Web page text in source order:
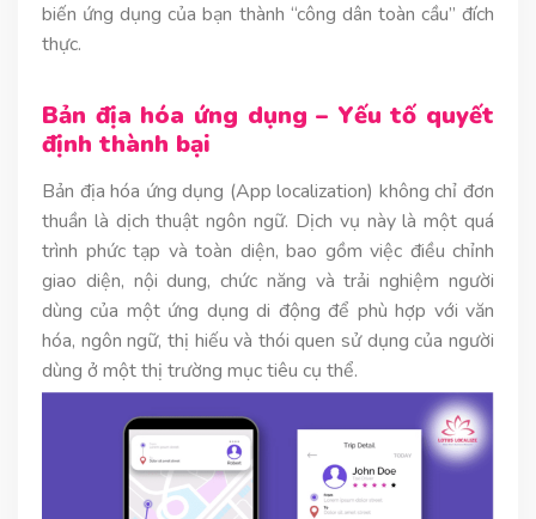
biến ứng dụng của bạn thành “công dân toàn cầu” đích
thực.
Bản địa hóa ứng dụng – Yếu tố quyết
định thành bại
Bản địa hóa ứng dụng (App localization) không chỉ đơn
thuần là dịch thuật ngôn ngữ. Dịch vụ này là một quá
trình phức tạp và toàn diện, bao gồm việc điều chỉnh
giao diện, nội dung, chức năng và trải nghiệm người
dùng của một ứng dụng di động để phù hợp với văn
hóa, ngôn ngữ, thị hiếu và thói quen sử dụng của người
dùng ở một thị trường mục tiêu cụ thể.